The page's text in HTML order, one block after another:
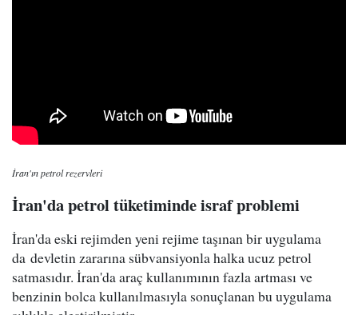
İran'ın petrol rezervleri
İran'da petrol tüketiminde israf problemi
İran'da eski rejimden yeni rejime taşınan bir uygulama
da devletin zararına sübvansiyonla halka ucuz petrol
satmasıdır. İran'da araç kullanımının fazla artması ve
benzinin bolca kullanılmasıyla sonuçlanan bu uygulama